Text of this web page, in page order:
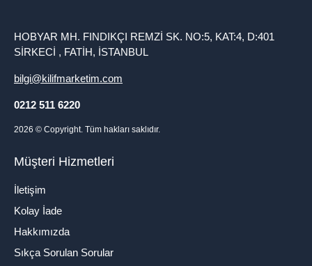
HOBYAR MH. FINDIKÇI REMZİ SK. NO:5, KAT:4, D:401
SİRKECİ , FATİH, İSTANBUL
bilgi@kilifmarketim.com
0212 511 6220
2026 © Copyright. Tüm hakları saklıdır.
Müşteri Hizmetleri
İletişim
Kolay İade
Hakkımızda
Sıkça Sorulan Sorular